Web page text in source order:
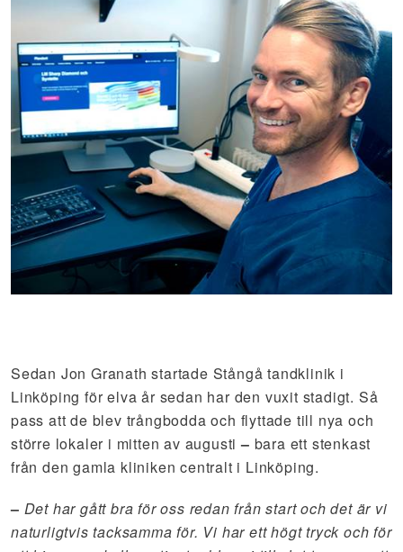
Sedan Jon Granath startade Stångå tandklinik i
Linköping för elva år sedan har den vuxit stadigt. Så
pass att de blev trångbodda och flyttade till nya och
större lokaler i mitten av augusti– bara ett stenkast
från den gamla kliniken centralt i Linköping.
– Det har gått bra för oss redan från start och det är vi
naturligtvis tacksamma för. Vi har ett högt tryck och för